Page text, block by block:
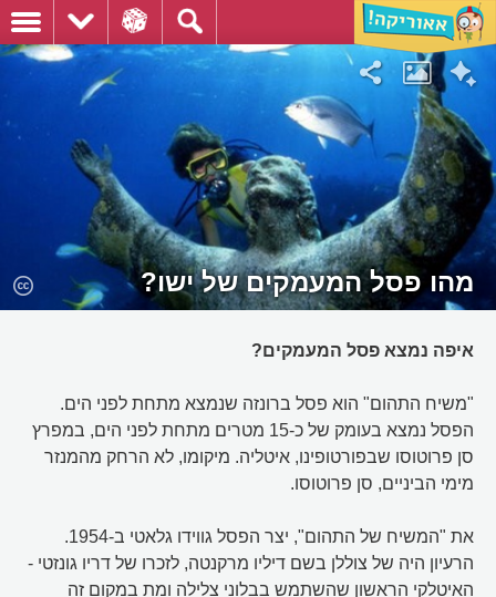
מהו פסל המעמקים של ישו?
איפה נמצא פסל המעמקים?
"משיח התהום" הוא פסל ברונזה שנמצא מתחת לפני הים.
הפסל נמצא בעומק של כ-15 מטרים מתחת לפני הים, במפרץ
סן פרוטוסו שבפורטופינו, איטליה. מיקומו, לא הרחק מהמנזר
מימי הביניים, סן פרוטוסו.
את "המשיח של התהום", יצר הפסל גווידו גלאטי ב-1954.
הרעיון היה של צוללן בשם דיליו מרקנטה, לזכרו של דריו גונזטי -
האיטלקי הראשון שהשתמש בבלוני צלילה ומת במקום זה